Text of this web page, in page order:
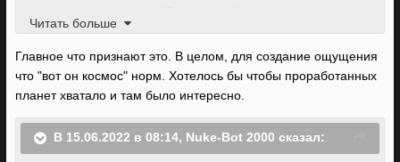
улететь дальше — туда, где игроков ждёт квест.
Читать больше
Главное что признают это. В целом, для создание ощущения
что "вот он космос" норм. Хотелось бы чтобы проработанных
планет хватало и там было интересно.
В 15.06.2022 в 08:14, Nuke-Bot 2000 сказал: